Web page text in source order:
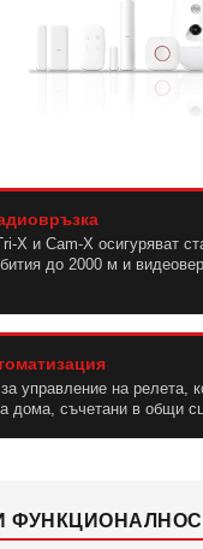
X и Cam-X осигуряват
до 2000 м и
управление на релета,
дома, съчетани в общи